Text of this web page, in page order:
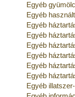
Egyéb
Egyéb
Egyéb
Egyéb
Egyéb
Egyéb
Egyéb
Egyéb
Egyéb